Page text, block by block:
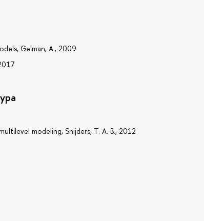
Gelman, A., 2009
modeling, Snijders, T. A. B., 2012